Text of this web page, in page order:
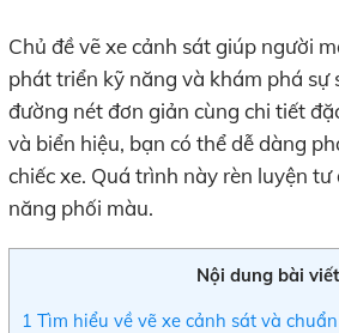
Chủ đề vẽ xe cảnh sát giúp người
phát triển kỹ năng và khám phá sự
đường nét đơn giản cùng chi tiết
và biển hiệu, bạn có thể dễ dàng
chiếc xe. Quá trình này rèn luyện
năng phối màu.
Nội dung bài viết
1 Tìm hiểu về vẽ xe cảnh sát và